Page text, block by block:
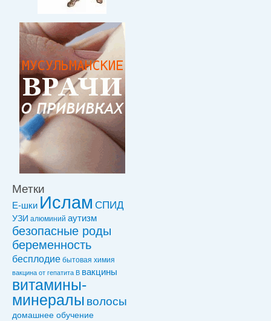
Метки
Е-шки Ислам СПИД
УЗИ алюминий аутизм
безопасные роды
беременность
бесплодие бытовая химия
вакцинa от гепатита В вакцины
витамины-
минералы волосы
домашнее обучение